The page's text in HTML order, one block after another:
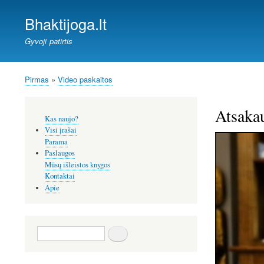
Bhaktijoga.lt
Gyvoji patirtis
Kelias
Pirmas Video paskaitos
meniu
Kas naujo?
Visi įrašai
Parama
Paslaugos
Mūsų išleistos knygos
Kontaktai
Apie
Paieška